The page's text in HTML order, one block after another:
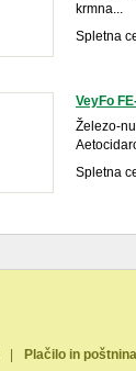
krmna...
Spletna
VeyFo
Železo-
Spletna
Plačilo in poštnina